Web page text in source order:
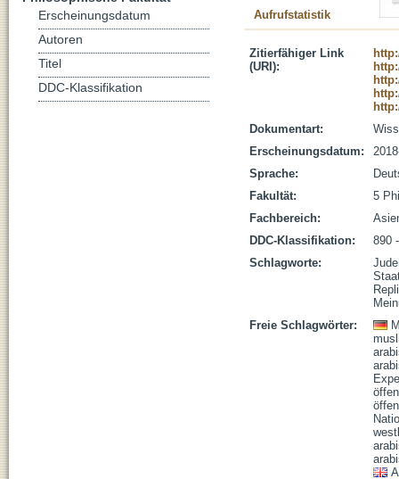
Aufrufstatistik
Zitierfähiger Link
(URI):
Dokumentart:
Erscheinungsdatum:
Sprache:
Fakultät:
5
Fachbereich:
DDC-Klassifikation:
890
Schlagworte:
Freie Schlagwörter:
Erscheinungsdatum
Autoren
Titel
DDC-Klassifikation